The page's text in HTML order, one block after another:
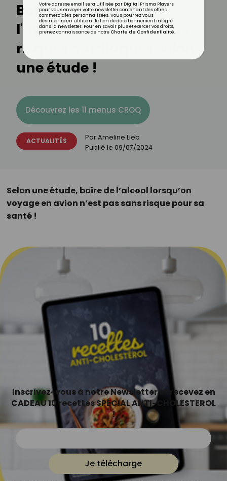
Boire de l'alcool dans
l'avion augmenterait les
risques cardiaques selon
une étude !
Découvrez les 11 menus CROQ
ACTUALITÉS ParAmeline Lieb
Publié le 09/07/2024
Selon une étude, boire de l’alcool lorsqu’on
voyage en avion n’est pas sans risque pour sa
santé !
Inscrivez-vous à notre Newsletter et recevez en
CADEAU 10 recettes SPÉCIAL ANTI-CHOLESTEROL
!
Je télécharge
Votre adresse email sera utilisée par Digital Prisma Players
pour vous envoyer votre newsletter contenant des offres
commerciales personnalisées. Vous pourrez vous
désinscrire en utilisant le lien de désabonnement intégré
dans la newsletter. Pour en savoir plus et exercer vos droits,
prenez connaissance de notre Charte de Confidentialité.